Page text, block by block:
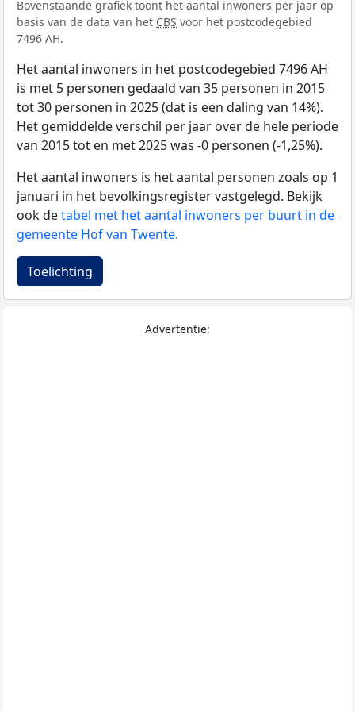
Bovenstaande grafiek toont het aantal inwoners per jaar op
basis van de data van het CBS voor het postcodegebied
7496 AH.
Het aantal inwoners in het postcodegebied 7496 AH
is met 5 personen gedaald van 35 personen in 2015
tot 30 personen in 2025 (dat is een daling van 14%).
Het gemiddelde verschil per jaar over de hele periode
van 2015 tot en met 2025 was -0 personen (-1,25%).
Het aantal inwoners is het aantal personen zoals op 1
januari in het bevolkingsregister vastgelegd. Bekijk
ook detabel met het aantal inwoners per buurt in de
gemeente Hof van Twente.
Toelichting
Advertentie: